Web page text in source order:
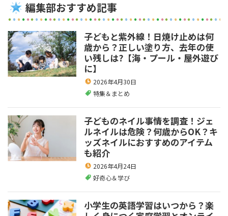
編集部おすすめ記事
子どもと紫外線！日焼け止めは何
歳から？正しい塗り方、去年の使
い残しは?【海・プール・屋外遊び
に】
2026年4月30日
特集＆まとめ
子どものネイル事情を調査！ジェ
ルネイルは危険？何歳からOK？キ
ッズネイルにおすすめのアイテム
も紹介
2026年4月24日
好奇心＆学び
小学生の英語学習はいつから？楽